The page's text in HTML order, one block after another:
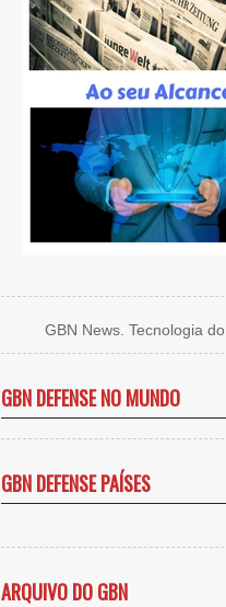
GBN News. Tecnologia do
GBN DEFENSE NO MUNDO
GBN DEFENSE PAÍSES
ARQUIVO DO GBN